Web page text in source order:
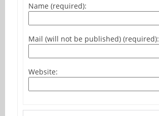
Name (required):
Mail (will not be published) (required):
Website: